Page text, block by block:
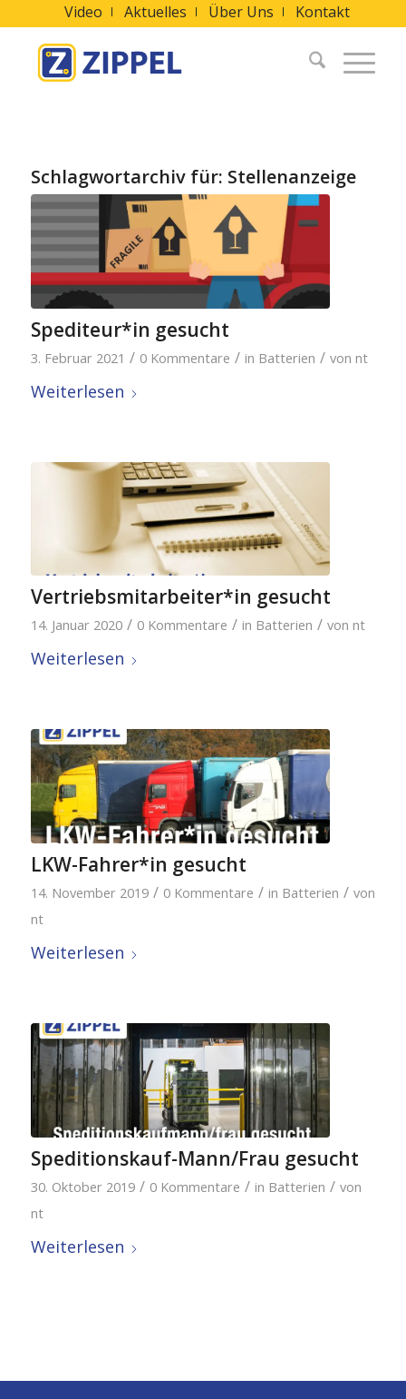
Video Aktuelles Über Uns Kontakt
Schlagwortarchiv für: Stellenanzeige
Spediteur*in gesucht
3. Februar 2021 / 0 Kommentare / in Batterien / von nt
Weiterlesen
Vertriebsmitarbeiter*in gesucht
14. Januar 2020 / 0 Kommentare / in Batterien / von nt
Weiterlesen
LKW-Fahrer*in gesucht
14. November 2019 / 0 Kommentare / in Batterien / von
nt
Weiterlesen
Speditionskauf-Mann/Frau gesucht
30. Oktober 2019 / 0 Kommentare / in Batterien / von
nt
Weiterlesen